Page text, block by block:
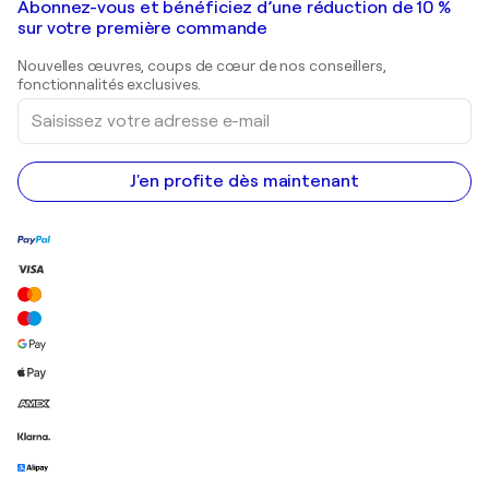
Shepard Fairey
Peintures de paysage
Estampes
Peintures acryliques
Galeries d'art en France
Galeries d'art en Belgique
Abonnez-vous et bénéficiez d’une réduction de 10 %
sur votre première commande
Nouvelles œuvres, coups de cœur de nos conseillers,
fonctionnalités exclusives.
Saisissez
votre
adresse
e-
mail
J'en profite dès maintenant